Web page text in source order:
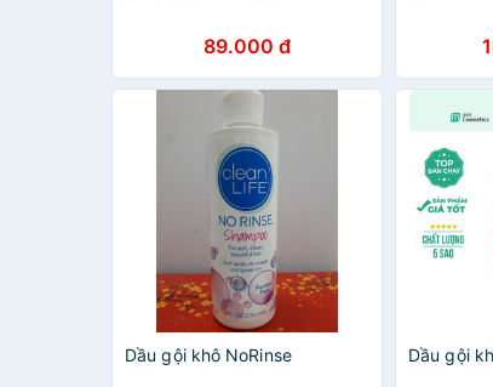
89.000 đ
Dầu gội khô NoRinse Dầu gội